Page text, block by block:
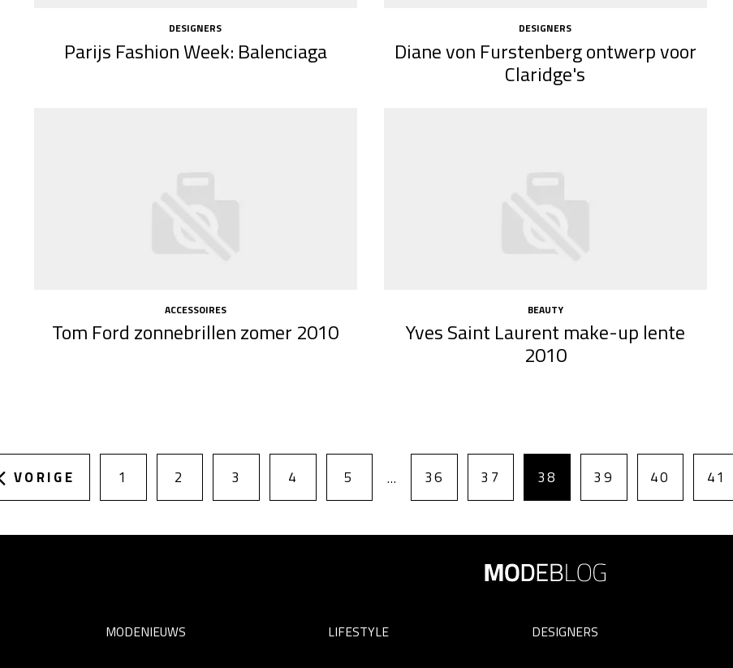
DESIGNERS
Parijs Fashion Week: Balenciaga
DESIGNERS
Diane von Furstenberg ontwerp voor
Claridge's
ACCESSOIRES
Tom Ford zonnebrillen zomer 2010
BEAUTY
Yves Saint Laurent make-up lente
2010
VORIGE 1 2 3 4 5 … 36 37 38 39 40 41
MODENIEUWS LIFESTYLE DESIGNERS